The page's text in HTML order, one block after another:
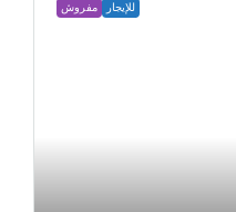
للإيجار مفروش